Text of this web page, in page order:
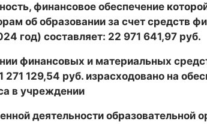
финансовое обеспечение
об образовании за счет средств
год) составляет: 22 971 641,97 руб.
финансовых и материальных
271 129,54 руб. израсходовано на
в учреждении
деятельности образовательной